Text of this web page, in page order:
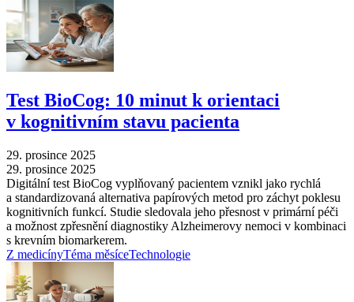
Test BioCog: 10 minut k orientaci
v kognitivním stavu pacienta
29. prosince 2025
29. prosince 2025
Digitální test BioCog vyplňovaný pacientem vznikl jako rychlá
a standardizovaná alternativa papírových metod pro záchyt poklesu
kognitivních funkcí. Studie sledovala jeho přesnost v primární péči
a možnost zpřesnění diagnostiky Alzheimerovy nemoci v kombinaci
s krevním biomarkerem.
Z medicínyTéma měsíceTechnologie